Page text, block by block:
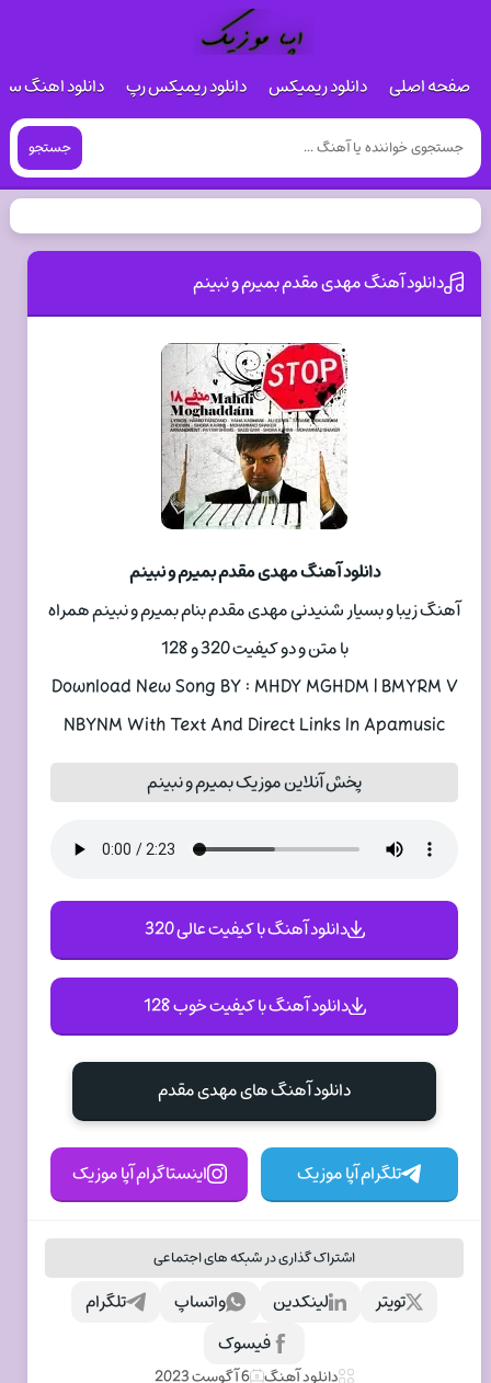
صفحه اصلی دانلود ریمیکس دانلود ریمیکس رپ دانلود اهنگ
جستجو
دانلود آهنگ مهدی مقدم بمیرم و نبینم
دانلود آهنگ مهدی مقدم بمیرم و نبینم
آهنگ زیبا و بسیار شنیدنی مهدی مقدم بنام بمیرم و نبینم همراه
با متن و دو کیفیت 320 و 128
Download New Song BY : MHDY MGHDM | BMYRM V
NBYNM With Text And Direct Links In Apamusic
پخش آنلاین موزیک بمیرم و نبینم
دانلود آهنگ با کیفیت عالی 320
دانلود آهنگ با کیفیت خوب 128
دانلود آهنگ های مهدی مقدم
تلگرام آپا موزیک اینستاگرام آپا موزیک
اشتراک گذاری در شبکه های اجتماعی
تلگرام واتساپ لینکدین
تویتر
فیسوک
دانلود آهنگ 6 آگوست 2023